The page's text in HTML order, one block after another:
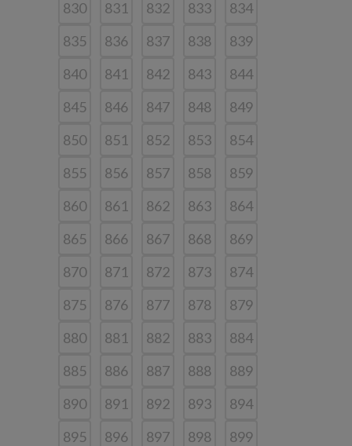
830
831 832 833
834
835
836 837 838
839
840
841 842 843
844
845
846 847 848
849
850
851 852 853
854
855
856 857 858
859
860
861 862 863
864
865
866 867 868
869
870
871 872 873
874
875
876 877 878
879
880
881 882 883
884
885
886 887 888
889
890
891 892 893
894
895
896 897 898
899